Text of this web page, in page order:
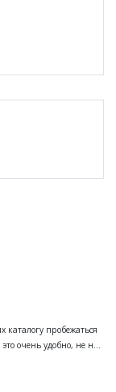
каталогу пробежаться
очень удобно, не н...